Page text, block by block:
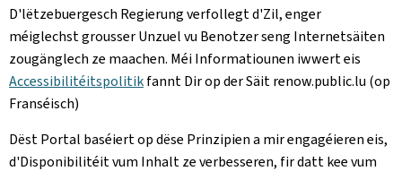
D'lëtzebuergesch Regierung verfollegt d'Zil, enger
méiglechst grousser Unzuel vu Benotzer seng Internetsäiten
zougänglech ze maachen. Méi Informatiounen iwwert eis
Accessibilitéitspolitikfannt Dir op der Säit renow.public.lu (op
Franséisch)
Dëst Portal baséiert op dëse Prinzipien a mir engagéieren eis,
d'Disponibilitéit vum Inhalt ze verbesseren, fir datt kee vum